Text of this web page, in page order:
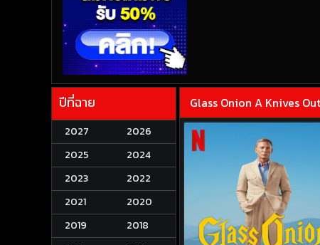
ปีที่ฉาย
2027
2026
2025
2024
2023
2022
2021
2020
2019
2018
Glass Onion A Knives